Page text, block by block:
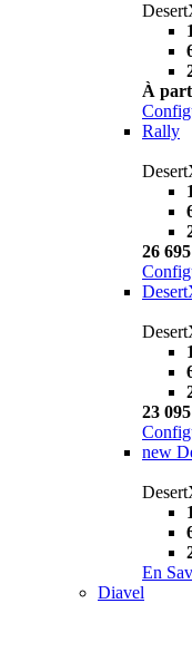
À
Rally
26
23
new
En
Diavel